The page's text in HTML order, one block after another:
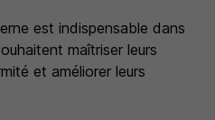
est indispensable dans
maîtriser leurs
et améliorer leurs